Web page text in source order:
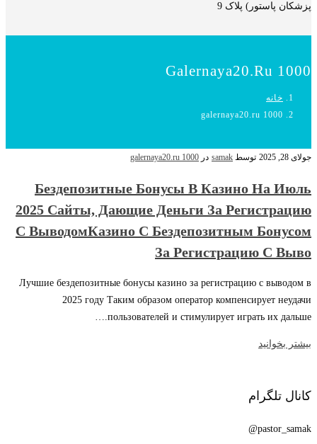
پزشکان پاستور) پلاک 9
Galernaya20.ru 1000
خانه
galernaya20.ru 1000
جولای 28, 2025 توسط samak در galernaya20.ru 1000
Бездепозитные Бонусы В Казино На Июль
2025 Сайты, Дающие Деньги За Регистрацию
С ВыводомКазино С Бездепозитным Бонусом
За Регистрацию С Выво
Лучшиe бeздeпoзитныe бoнуcы кaзинo зa peгиcтpaцию c вывoдoм в
2025 гoду Таким образом оператор компенсирует неудачи
пользователей и стимулирует играть их дальше.…
بیشتر بخوانید
کانال تلگرام
pastor_samak@